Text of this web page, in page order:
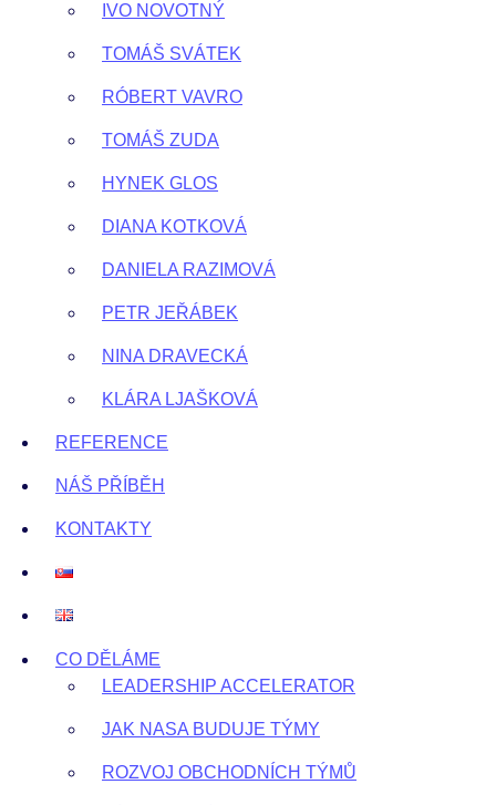
IVO NOVOTNÝ
TOMÁŠ SVÁTEK
RÓBERT VAVRO
TOMÁŠ ZUDA
HYNEK GLOS
DIANA KOTKOVÁ
DANIELA RAZIMOVÁ
PETR JEŘÁBEK
NINA DRAVECKÁ
KLÁRA LJAŠKOVÁ
REFERENCE
NÁŠ PŘÍBĚH
KONTAKTY
CO DĚLÁME
LEADERSHIP ACCELERATOR
JAK NASA BUDUJE TÝMY
ROZVOJ OBCHODNÍCH TÝMŮ